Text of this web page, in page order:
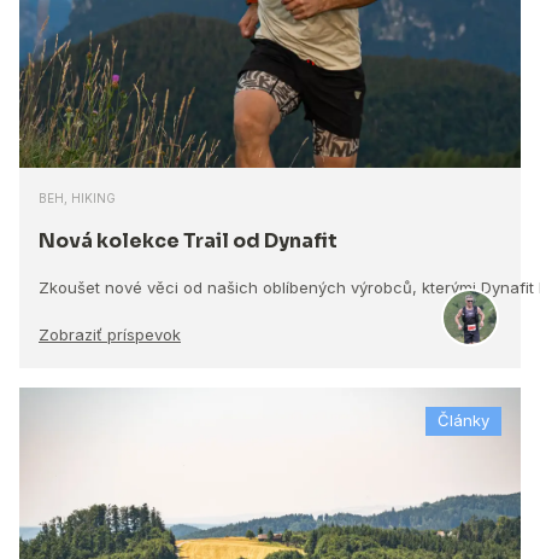
BEH, HIKING
Nová kolekce Trail od Dynafit
Zkoušet nové věci od našich oblíbených výrobců, kterými
Zobraziť príspevok
Články